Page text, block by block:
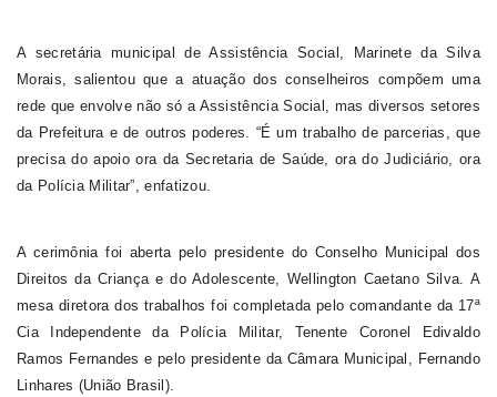
A secretária municipal de Assistência Social, Marinete da Silva
Morais, salientou que a atuação dos conselheiros compõem uma
rede que envolve não só a Assistência Social, mas diversos setores
da Prefeitura e de outros poderes. “É um trabalho de parcerias, que
precisa do apoio ora da Secretaria de Saúde, ora do Judiciário, ora
da Polícia Militar”, enfatizou.
A cerimônia foi aberta pelo presidente do Conselho Municipal dos
Direitos da Criança e do Adolescente, Wellington Caetano Silva. A
mesa diretora dos trabalhos foi completada pelo comandante da 17ª
Cia Independente da Polícia Militar, Tenente Coronel Edivaldo
Ramos Fernandes e pelo presidente da Câmara Municipal, Fernando
Linhares (União Brasil).